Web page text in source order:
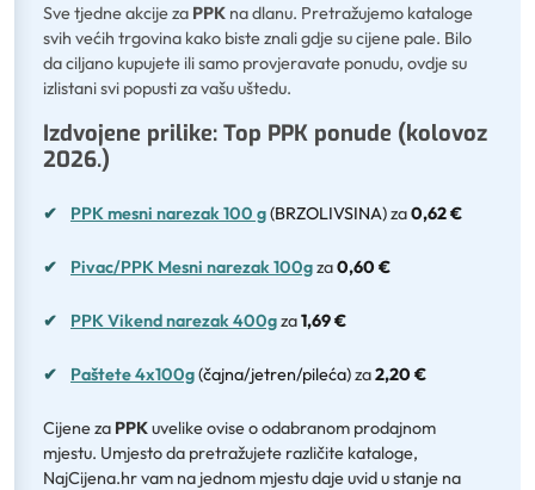
Sve tjedne akcije za PPK na dlanu. Pretražujemo kataloge
svih većih trgovina kako biste znali gdje su cijene pale. Bilo
da ciljano kupujete ili samo provjeravate ponudu, ovdje su
izlistani svi popusti za vašu uštedu.
Izdvojene prilike: Top PPK ponude (kolovoz
2026.)
✔ PPK mesni narezak 100 g(BRZOLIVSINA)za0,62 €
✔ Pivac/PPK Mesni narezak 100gza0,60 €
✔ PPK Vikend narezak 400gza1,69 €
✔ Paštete 4x100g(čajna/jetren/pileća)za2,20 €
Cijene za PPKuvelike ovise o odabranom prodajnom
mjestu. Umjesto da pretražujete različite kataloge,
NajCijena.hr vam na jednom mjestu daje uvid u stanje na